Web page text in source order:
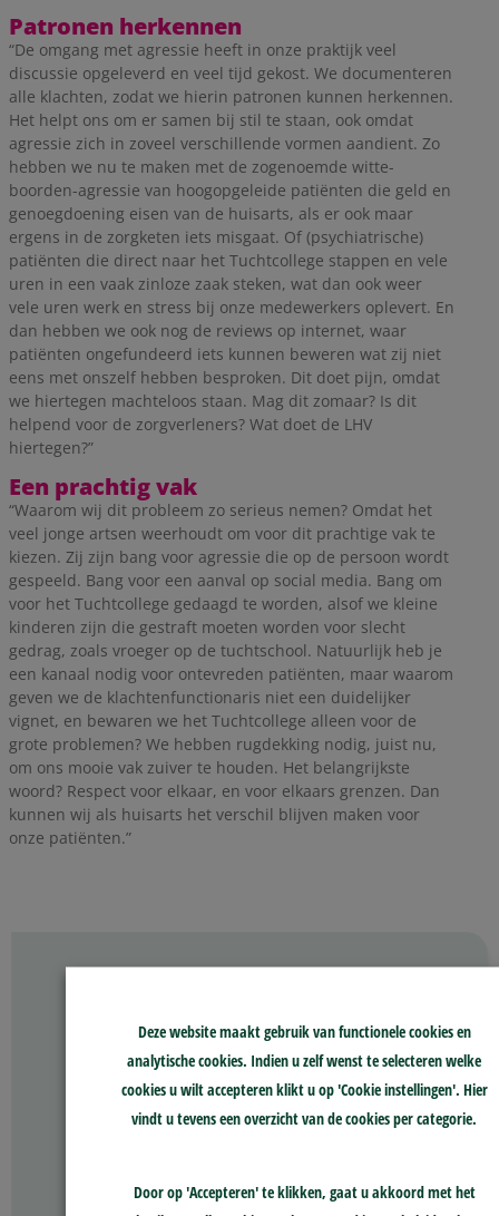
Patronen herkennen
“De omgang met agressie heeft in onze praktijk veel
discussie opgeleverd en veel tijd gekost. We documenteren
alle klachten, zodat we hierin patronen kunnen herkennen.
Het helpt ons om er samen bij stil te staan, ook omdat
agressie zich in zoveel verschillende vormen aandient. Zo
hebben we nu te maken met de zogenoemde witte-
boorden-agressie van hoogopgeleide patiënten die geld en
genoegdoening eisen van de huisarts, als er ook maar
ergens in de zorgketen iets misgaat. Of (psychiatrische)
patiënten die direct naar het Tuchtcollege stappen en vele
uren in een vaak zinloze zaak steken, wat dan ook weer
vele uren werk en stress bij onze medewerkers oplevert. En
dan hebben we ook nog de reviews op internet, waar
patiënten ongefundeerd iets kunnen beweren wat zij niet
eens met onszelf hebben besproken. Dit doet pijn, omdat
we hiertegen machteloos staan. Mag dit zomaar? Is dit
helpend voor de zorgverleners? Wat doet de LHV
hiertegen?”
Een prachtig vak
“Waarom wij dit probleem zo serieus nemen? Omdat het
veel jonge artsen weerhoudt om voor dit prachtige vak te
kiezen. Zij zijn bang voor agressie die op de persoon wordt
gespeeld. Bang voor een aanval op social media. Bang om
voor het Tuchtcollege gedaagd te worden, alsof we kleine
kinderen zijn die gestraft moeten worden voor slecht
gedrag, zoals vroeger op de tuchtschool. Natuurlijk heb je
een kanaal nodig voor ontevreden patiënten, maar waarom
geven we de klachtenfunctionaris niet een duidelijker
vignet, en bewaren we het Tuchtcollege alleen voor de
grote problemen? We hebben rugdekking nodig, juist nu,
om ons mooie vak zuiver te houden. Het belangrijkste
woord? Respect voor elkaar, en voor elkaars grenzen. Dan
kunnen wij als huisarts het verschil blijven maken voor
onze patiënten.”
Deze website maakt gebruik van functionele cookies en
analytische cookies. Indien u zelf wenst te selecteren welke
cookies u wilt accepteren klikt u op 'Cookie instellingen'. Hier
vindt u tevens een overzicht van de cookies per categorie.
Door op 'Accepteren' te klikken, gaat u akkoord met het